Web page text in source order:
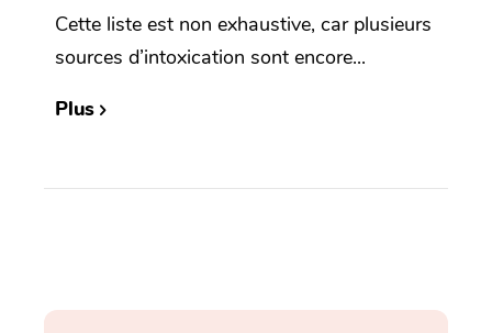
Cette liste est non exhaustive, car plusieurs
sources d’intoxication sont encore...
Plus